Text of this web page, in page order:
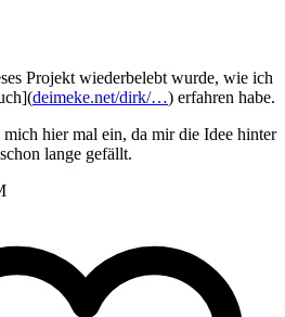
Projekt wiederbelebt wurde, wie ich
deimeke.net/dirk/…) erfahren habe.
hier mal ein, da mir die Idee hinter
lange gefällt.